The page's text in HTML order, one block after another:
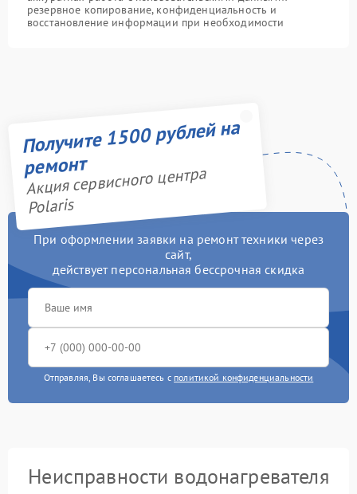
резервное копирование, конфиденциальность и
восстановление информации при необходимости
Получите 1500 рублей на
ремонт
Акция сервисного центра
Polaris
При оформлении заявки на ремонт техники через
сайт,
действует персональная бессрочная скидка
Отправляя, Вы соглашаетесь с политикой конфиденциальности
Неисправности водонагревателя